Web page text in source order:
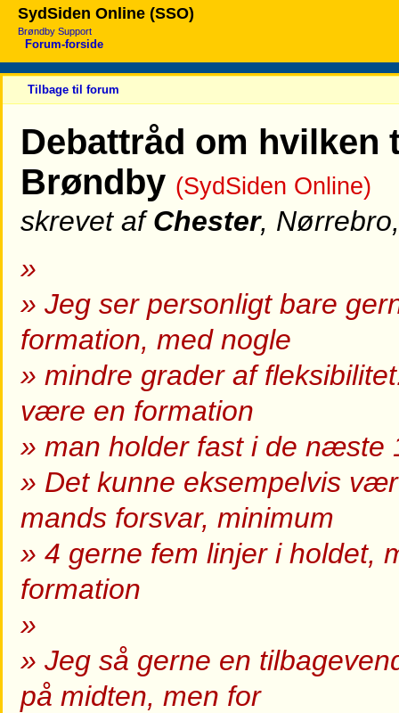
SydSiden Online (SSO)
Brøndby Support
Forum-forside
Tilbage til forum
Debattråd om
Brøndby (SydSiden Online)
skrevet afChester,
»
» Jeg ser personligt bare
formation, med nogle
» mindre grader af
være en formation
» man holder fast i de næste
» Det kunne eksempelvis
mands forsvar, minimum
» 4 gerne fem linjer i holdet,
formation
»
» Jeg så gerne en
på midten, men for